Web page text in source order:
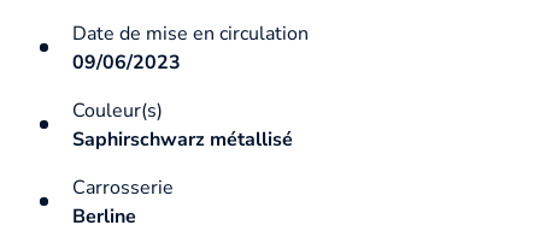
Date de mise en circulation
09/06/2023
Couleur(s)
Saphirschwarz métallisé
Carrosserie
Berline